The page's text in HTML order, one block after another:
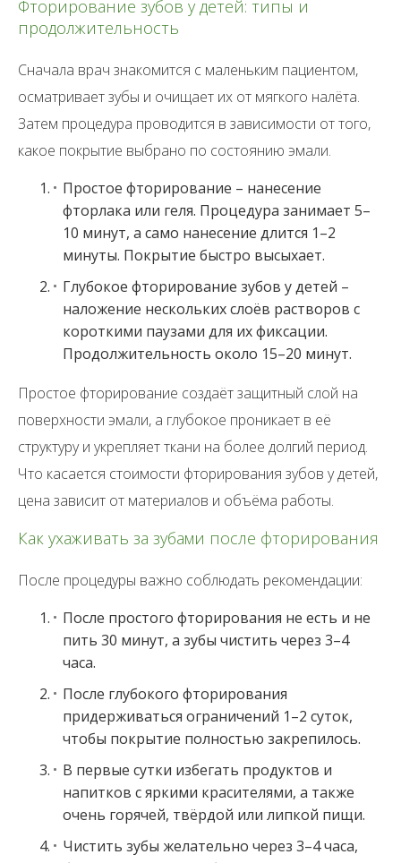
Фторирование зубов у детей: типы и
продолжительность
Сначала врач знакомится с маленьким пациентом,
осматривает зубы и очищает их от мягкого налёта.
Затем процедура проводится в зависимости от того,
какое покрытие выбрано по состоянию эмали.
Простое фторирование – нанесение
фторлака или геля. Процедура занимает 5–
10 минут, а само нанесение длится 1–2
минуты. Покрытие быстро высыхает.
Глубокое фторирование зубов у детей –
наложение нескольких слоёв растворов с
короткими паузами для их фиксации.
Продолжительность около 15–20 минут.
Простое фторирование создаёт защитный слой на
поверхности эмали, а глубокое проникает в её
структуру и укрепляет ткани на более долгий период.
Что касается стоимости фторирования зубов у детей,
цена зависит от материалов и объёма работы.
Как ухаживать за зубами после фторирования
После процедуры важно соблюдать рекомендации:
После простого фторирования не есть и не
пить 30 минут, а зубы чистить через 3–4
часа.
После глубокого фторирования
придерживаться ограничений 1–2 суток,
чтобы покрытие полностью закрепилось.
В первые сутки избегать продуктов и
напитков с яркими красителями, а также
очень горячей, твёрдой или липкой пищи.
Чистить зубы желательно через 3–4 часа,